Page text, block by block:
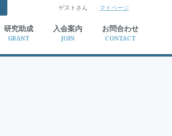
検索
ゲストさん マイページ
研究助成
GRANT
入会案内
JOIN
お問合わせ
CONTACT